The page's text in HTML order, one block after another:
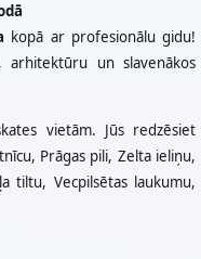
kopā ar profesionālu gidu!
arhitektūru un slavenākos
vietām. Jūs redzēsiet
Prāgas pili, Zelta ieliņu,
tiltu, Vecpilsētas laukumu,